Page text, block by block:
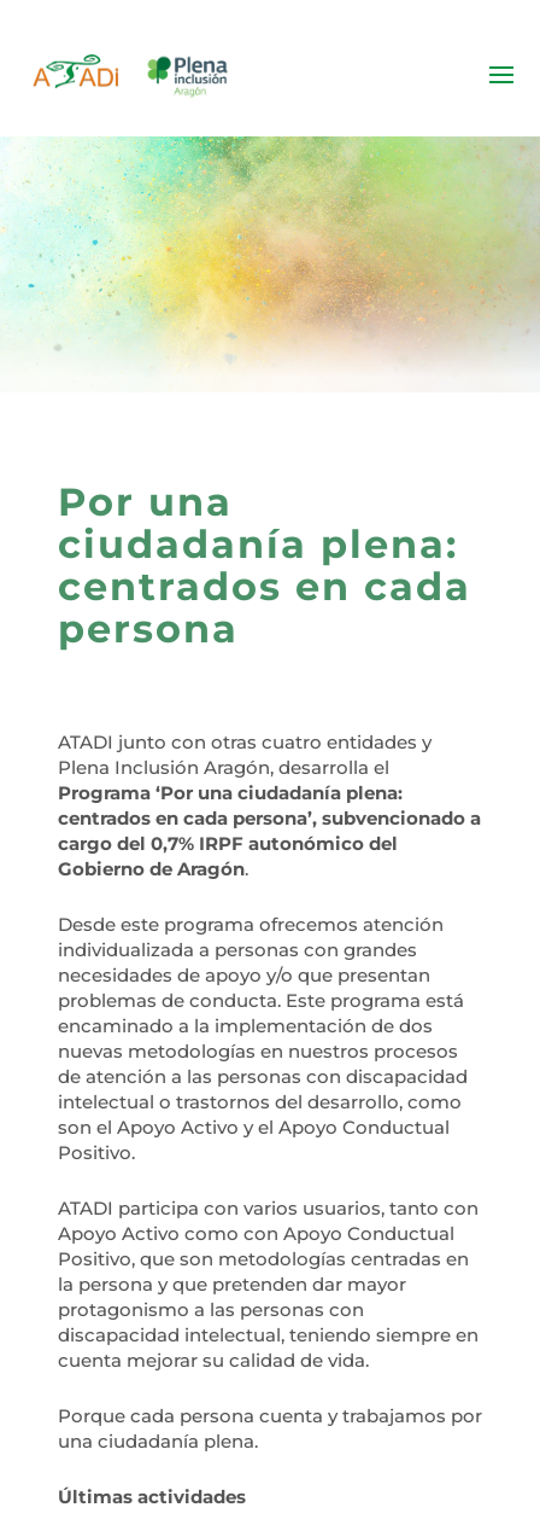
Programas
0,7% IRPF autonómico
Por una
ciudadanía plena:
centrados en cada
persona
ATADI junto con otras cuatro entidades y
Plena Inclusión Aragón, desarrolla el
Programa ‘Por una ciudadanía plena:
centrados en cada persona’, subvencionado a
cargo del 0,7% IRPF autonómico del
Gobierno de Aragón.
Desde este programa ofrecemos atención
individualizada a personas con grandes
necesidades de apoyo y/o que presentan
problemas de conducta. Este programa está
encaminado a la implementación de dos
nuevas metodologías en nuestros procesos
de atención a las personas con discapacidad
intelectual o trastornos del desarrollo, como
son el Apoyo Activo y el Apoyo Conductual
Positivo.
ATADI participa con varios usuarios, tanto con
Apoyo Activo como con Apoyo Conductual
Positivo, que son metodologías centradas en
la persona y que pretenden dar mayor
protagonismo a las personas con
discapacidad intelectual, teniendo siempre en
cuenta mejorar su calidad de vida.
Porque cada persona cuenta y trabajamos por
una ciudadanía plena.
Últimas actividades